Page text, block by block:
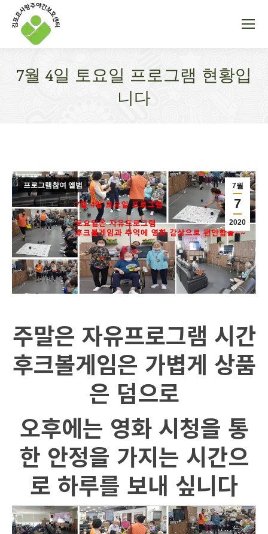
7월 4일 토요일 프로그램 현황입
니다
7월
7
2020
프로그램참여 앨범
주말은 자유프로그램 시간
후크볼게임은 가볍게 상품
은 덤으로
오후에는 영화 시청을 통
한 안정을 가지는 시간으
로 하루를 보내 싶니다